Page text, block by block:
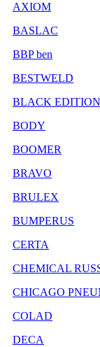
AXIOM
BASLAC
BBP ben
BESTWELD
BLACK EDITION
BODY
BOOMER
BRAVO
BRULEX
BUMPERUS
CERTA
CHEMICAL
CHICAGO
COLAD
DECA